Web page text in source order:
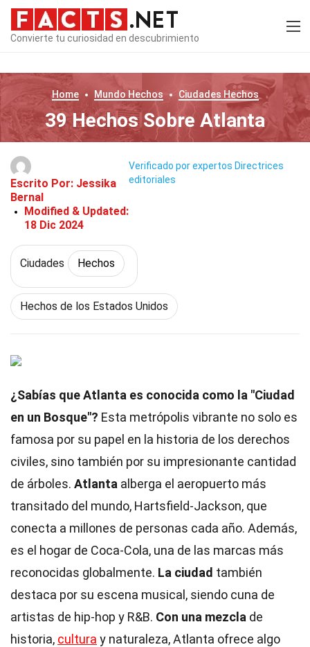
Convierte tu curiosidad en descubrimiento
Home Mundo Hechos Ciudades Hechos
39 Hechos Sobre Atlanta
Escrito Por: Jessika
Bernal
Modified & Updated:
18 Dic 2024
Verificado por expertos Directrices
editoriales
Ciudades Hechos
Hechos de los Estados Unidos
¿Sabías que Atlanta es conocida como la "Ciudad
en un Bosque"? Esta metrópolis vibrante no solo es
famosa por su papel en la historia de los derechos
civiles, sino también por su impresionante cantidad
de árboles. Atlanta alberga el aeropuerto más
transitado del mundo, Hartsfield-Jackson, que
conecta a millones de personas cada año. Además,
es el hogar de Coca-Cola, una de las marcas más
reconocidas globalmente. La ciudad también
destaca por su escena musical, siendo cuna de
artistas de hip-hop y R&B. Con una mezcla de
historia, cultura y naturaleza, Atlanta ofrece algo